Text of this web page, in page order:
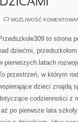
MOŻLIWOŚĆ
to strona
dziećmi,
pierwszych latach
przestrzeń, w którym
dzieci znajdą
codzienności z
po pierwsze lata